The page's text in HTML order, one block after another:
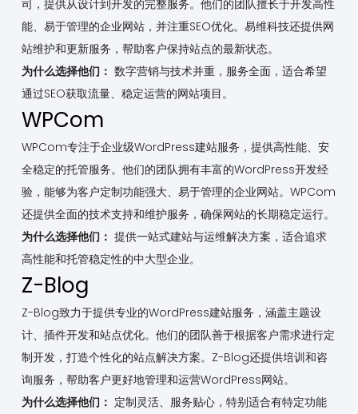
司，提供从设计到开发的完整服务。他们的团队擅长于开发高性
能、易于管理的企业网站，并注重SEO优化。易维科技还提供网
站维护和更新服务，帮助客户保持站点的最新状态。
为什么选择他们： 数字营销与技术并重，服务全面，适合希望
通过SEO获取流量、稳定运营的网站项目。
WPCom
WPCom专注于企业级WordPress建站服务，提供高性能、安
全稳定的托管服务。他们的团队拥有丰富的WordPress开发经
验，能够为客户定制功能强大、易于管理的企业网站。WPCom
还提供全面的技术支持和维护服务，确保网站的长期稳定运行。
为什么选择他们： 提供一站式建站与运维解决方案，适合追求
高性能和托管稳定性的中大型企业。
Z-Blog
Z-Blog致力于提供专业的WordPress建站服务，涵盖主题设
计、插件开发和站点优化。他们的团队善于根据客户需求进行定
制开发，打造个性化的站点解决方案。Z-Blog还提供培训和咨
询服务，帮助客户更好地管理和运营WordPress网站。
为什么选择他们： 定制灵活、服务贴心，特别适合有特定功能